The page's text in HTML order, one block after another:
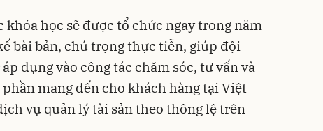
khóa học sẽ được tổ chức ngay trong năm
bài bản, chú trọng thực tiễn, giúp đội
dụng vào công tác chăm sóc, tư vấn và
mang đến cho khách hàng tại Việt
vụ quản lý tài sản theo thông lệ trên